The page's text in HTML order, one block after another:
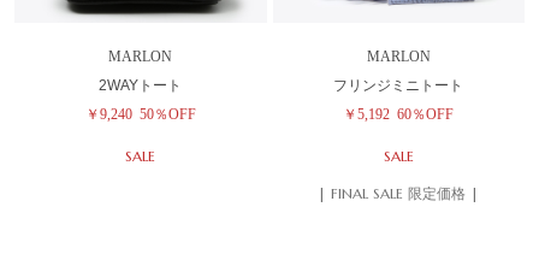
MARLON
2WAYトート
￥9,240 50％OFF
SALE
MARLON
フリンジミニトート
￥5,192 60％OFF
SALE
| FINAL SALE 限定価格 |